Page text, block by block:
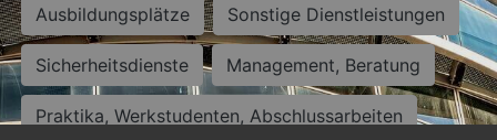
Ausbildungsplätze Sonstige Dienstleistungen
Sicherheitsdienste Management, Beratung
Praktika, Werkstudenten, Abschlussarbeiten